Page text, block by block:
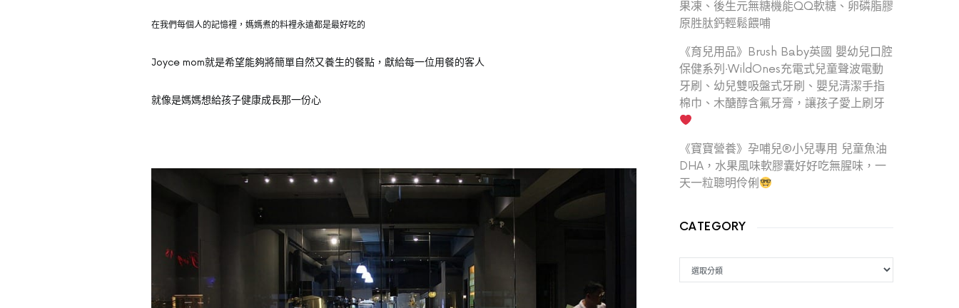
在我們每個人的記憶裡，媽媽煮的料裡永遠都是最好吃的
Joyce mom就是希望能夠將簡單自然又養生的餐點，獻給每一位用餐的客人
就像是媽媽想給孩子健康成長那一份心
果凍、後生元無糖機能QQ軟糖、卵磷脂膠
原胜肽鈣輕鬆餵哺
《育兒用品》Brush Baby英國 嬰幼兒口腔
保健系列‧WildOnes充電式兒童聲波電動
牙刷、幼兒雙吸盤式牙刷、嬰兒清潔手指
棉巾、木醣醇含氟牙膏，讓孩子愛上刷牙
《寶寶營養》孕哺兒®小兒專用 兒童魚油
DHA，水果風味軟膠囊好好吃無腥味，一
天一粒聰明伶俐
CATEGORY